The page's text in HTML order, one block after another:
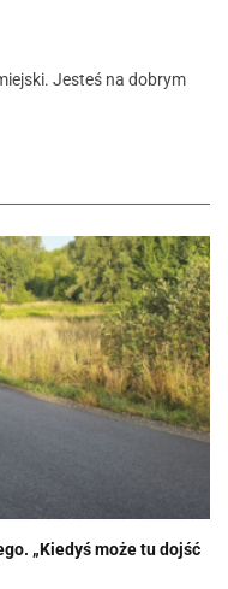
Jesteś na dobrym
„Kiedyś może tu dojść